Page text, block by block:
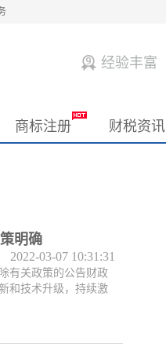
经验丰富
商标注册 财税资讯
明确
2022-03-07 10:31:31
有关政策的公告财政
和技术升级，持续激